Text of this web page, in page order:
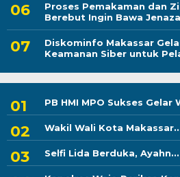
Proses Pemakaman dan
Berebut Ingin Bawa
Diskominfo Makassar
Keamanan Siber untuk
PB HMI MPO Sukses Gelar
Wakil Wali Kota
Selfi Lida Berduka, Ayahn...